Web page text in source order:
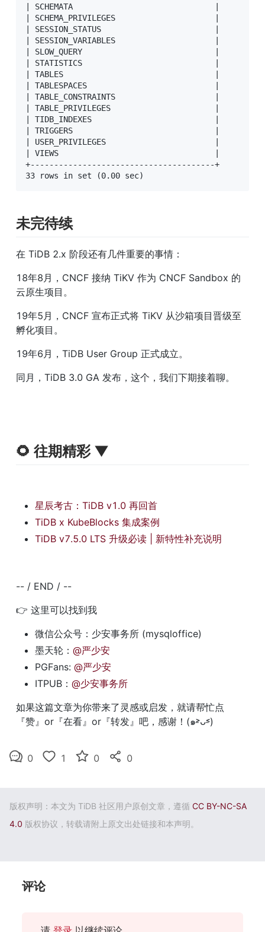
| SCHEMATA                              |
| SCHEMA_PRIVILEGES                     |
| SESSION_STATUS                        |
| SESSION_VARIABLES                     |
| SLOW_QUERY                            |
| STATISTICS                            |
| TABLES                                |
| TABLESPACES                           |
| TABLE_CONSTRAINTS                     |
| TABLE_PRIVILEGES                      |
| TIDB_INDEXES                          |
| TRIGGERS                              |
| USER_PRIVILEGES                       |
| VIEWS                                 |
+---------------------------------------+
33 rows in set (0.00 sec)
未完待续
在 TiDB 2.x 阶段还有几件重要的事情：
18年8月，CNCF 接纳 TiKV 作为 CNCF Sandbox 的
云原生项目。
19年5月，CNCF 宣布正式将 TiKV 从沙箱项目晋级至
孵化项目。
19年6月，TiDB User Group 正式成立。
同月，TiDB 3.0 GA 发布，这个，我们下期接着聊。
🌻 往期精彩 ▼
星辰考古：TiDB v1.0 再回首
TiDB x KubeBlocks 集成案例
TiDB v7.5.0 LTS 升级必读 | 新特性补充说明
-- / END / --
👉 这里可以找到我
微信公众号：少安事务所 (mysqloffice)
墨天轮： @严少安
PGFans: @严少安
ITPUB： @少安事务所
如果这篇文章为你带来了灵感或启发，就请帮忙点
『赞』or『在看』or『转发』吧，感谢！(๑˃̵ᴗ˂̵)
0 1 0 0
版权声明：本文为 TiDB 社区用户原创文章，遵循 CC BY-NC-SA
4.0 版权协议，转载请附上原文出处链接和本声明。
评论